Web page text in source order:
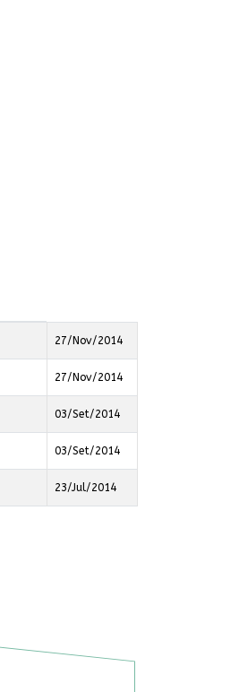
27/Nov/2014
27/Nov/2014
03/Set/2014
03/Set/2014
23/Jul/2014